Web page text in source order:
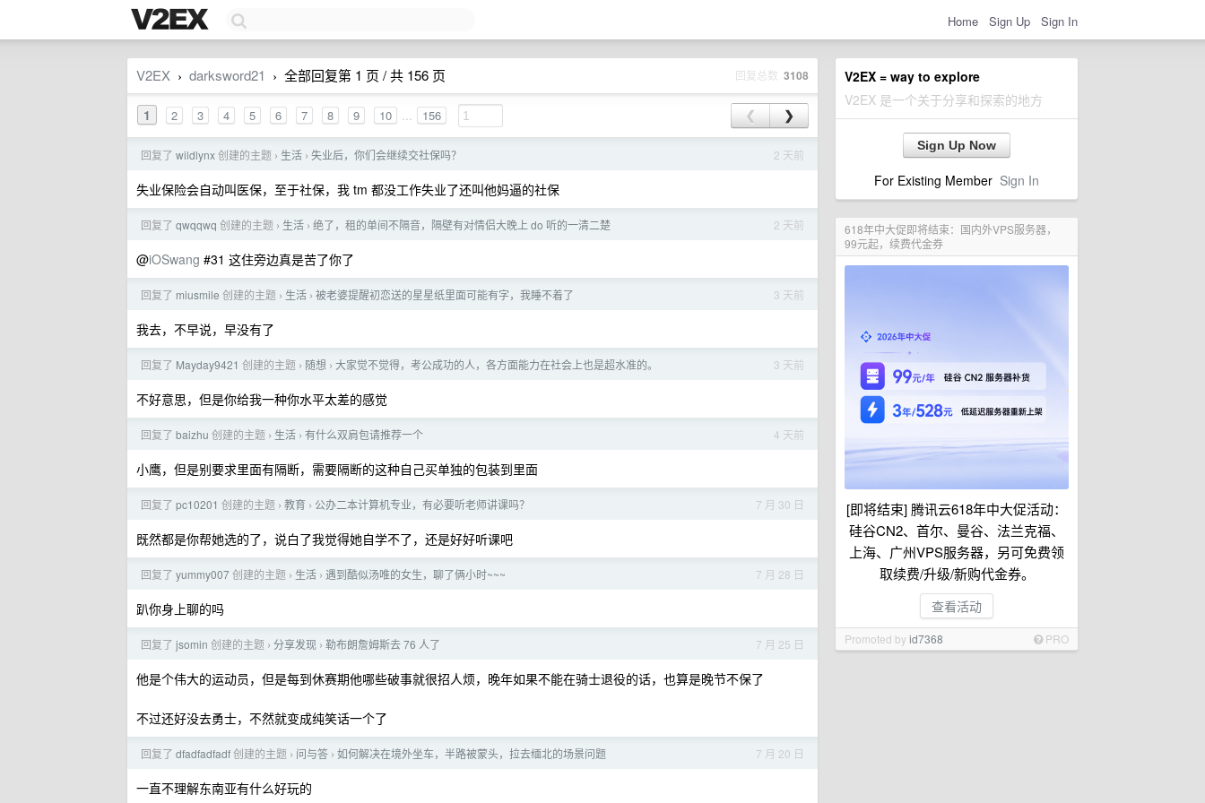
Home Sign Up Sign In
V2EX = way to explore
V2EX 是一个关于分享和探索的地方
Sign Up Now
For Existing Member Sign In
618年中大促即将结束：国内外VPS服务器，
99元起，续费代金券
[即将结束] 腾讯云618年中大促活动：
硅谷CN2、首尔、曼谷、法兰克福、
上海、广州VPS服务器，另可免费领
取续费/升级/新购代金券。
查看活动
Promoted byid7368 PRO
V2EX › darksword21 › 全部回复第 1 页 / 共 156 页 回复总数 3108
1 2 3 4 5 6 7 8 9 10 ... 156 ❮ ❯
2 天前
回复了 wildlynx创建的主题 › 生活 › 失业后，你们会继续交社保吗？
失业保险会自动叫医保，至于社保，我 tm 都没工作失业了还叫他妈逼的社保
2 天前
回复了 qwqqwq 创建的主题 › 生活 › 绝了，租的单间不隔音，隔壁有对情侣大晚上 do 听的一清二楚
@iOSwang #31 这住旁边真是苦了你了
3 天前
回复了 miusmile 创建的主题 › 生活 › 被老婆提醒初恋送的星星纸里面可能有字，我睡不着了
我去，不早说，早没有了
3 天前
回复了 Mayday9421 创建的主题 › 随想 › 大家觉不觉得，考公成功的人，各方面能力在社会上也是超水准的。
不好意思，但是你给我一种你水平太差的感觉
4 天前
回复了 baizhu 创建的主题 › 生活 › 有什么双肩包请推荐一个
小鹰，但是别要求里面有隔断，需要隔断的这种自己买单独的包装到里面
7 月 30 日
回复了 pc10201 创建的主题 › 教育 › 公办二本计算机专业，有必要听老师讲课吗？
既然都是你帮她选的了，说白了我觉得她自学不了，还是好好听课吧
7 月 28 日
回复了 yummy007创建的主题 › 生活 › 遇到酷似汤唯的女生，聊了俩小时~~~
趴你身上聊的吗
7 月 25 日
回复了 jsomin 创建的主题 › 分享发现 › 勒布朗詹姆斯去 76 人了
他是个伟大的运动员，但是每到休赛期他哪些破事就很招人烦，晚年如果不能在骑士退役的话，也算是晚节不保了
不过还好没去勇士，不然就变成纯笑话一个了
7 月 20 日
回复了 dfadfadfadf创建的主题 › 问与答 › 如何解决在境外坐车，半路被蒙头，拉去缅北的场景问题
一直不理解东南亚有什么好玩的